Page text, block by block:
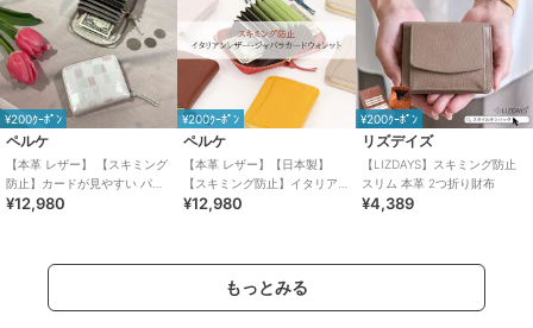
¥200ｸｰﾎﾟﾝ
ペルケ
【本革 レザー】 【スキミング
防止】カードが見やすい パー
ルパステルジャバラカードウ
¥12,980
¥200ｸｰﾎﾟﾝ
ペルケ
【本革 レザー】【日本製】
【スキミング防止】イタリア
ンレザージャバラカードウォ
¥12,980
¥200ｸｰﾎﾟﾝ
リズデイズ
【LIZDAYS】スキミング防止
スリム 本革 2つ折り財布
¥4,389
もっとみる